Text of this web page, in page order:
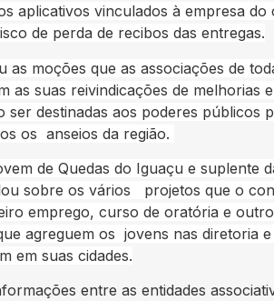
aplicativos vinculados à empresa do
de perda de recibos das entregas.
moções que as associações de
suas reivindicações de melhorias
destinadas aos poderes públicos
os anseios da região.
de Quedas do Iguaçu e suplente
sobre os vários projetos que o
emprego, curso de oratória e
agreguem os jovens nas diretoria e
em suas cidades.
entre as entidades